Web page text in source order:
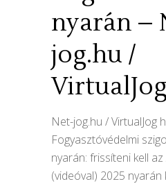
nyarán –
jog.hu /
Net-jog.hu / VirtualJog
Fogyasztóvédelmi
nyarán: frissíteni kell az
(videóval) 2025